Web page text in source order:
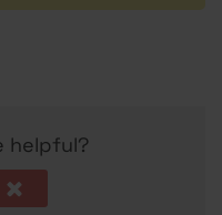
helpful?